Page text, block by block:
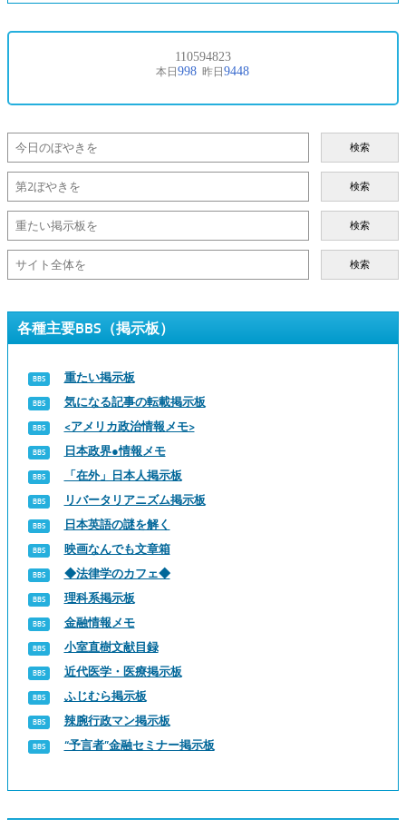
検索
検索
検索
検索
各種主要BBS（掲示板）
重たい掲示板
気になる記事の転載掲示板
<アメリカ政治情報メモ>
日本政界●情報メモ
「在外」日本人掲示板
リバータリアニズム掲示板
日本英語の謎を解く
映画なんでも文章箱
◆法律学のカフェ◆
理科系掲示板
金融情報メモ
小室直樹文献目録
近代医学・医療掲示板
ふじむら掲示板
辣腕行政マン掲示板
“予言者”金融セミナー掲示板